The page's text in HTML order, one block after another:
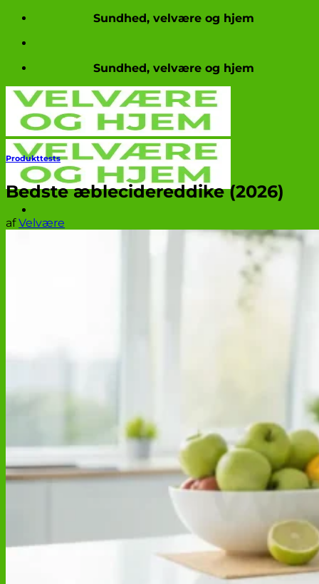
Fortsæt
indhold
Sundhed, velvære og hjem
Sundhed, velvære og hjem
Produkttests
Bedste æblecidereddike (2026)
afVelvære